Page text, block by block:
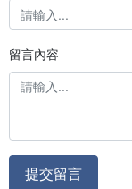
留言內容
提交留言